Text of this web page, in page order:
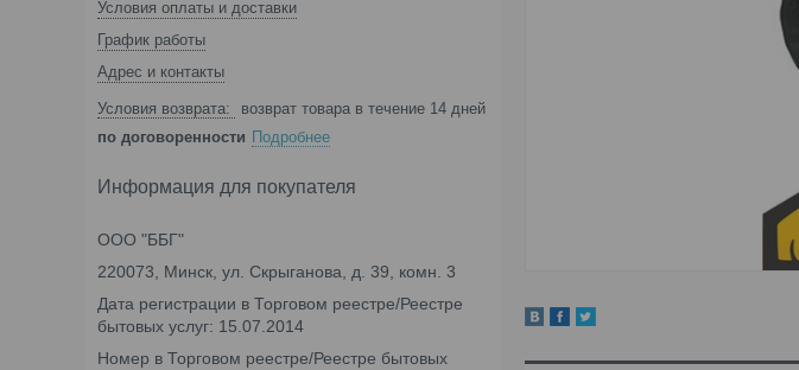
Условия оплаты и доставки
График работы
Адрес и контакты
возврат товара в течение 14 дней
по договоренности Подробнее
Информация для покупателя
ООО "ББГ"
220073, Минск, ул. Скрыганова, д. 39, комн. 3
Дата регистрации в Торговом реестре/Реестре
бытовых услуг: 15.07.2014
Номер в Торговом реестре/Реестре бытовых